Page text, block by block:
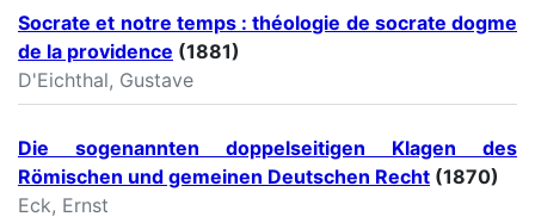
Socrate et notre temps : théologie de socrate dogme
de la providence (1881)
D'Eichthal, Gustave
Die sogenannten doppelseitigen Klagen des
Römischen und gemeinen Deutschen Recht (1870)
Eck, Ernst